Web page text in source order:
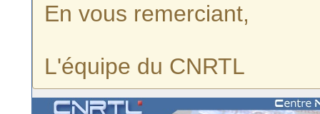
En vous remerciant,
L'équipe du CNRTL